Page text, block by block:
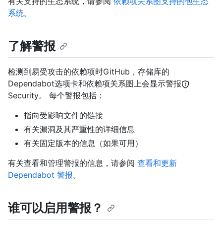
系统。
了解警报
检测到易受攻击的依赖项时GitHub，存储库的
Dependabot选项卡和依赖项关系图上会显示警报
Security。 每个警报包括：
指向受影响文件的链接
有关漏洞及其严重性的详细信息
有关固定版本的信息（如果可用）
有关查看和管理警报的信息，请参阅 查看和更新
Dependabot 警报。
谁可以启用警报？